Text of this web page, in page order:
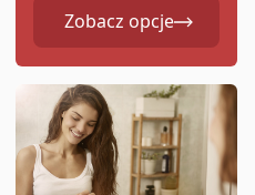
Zobacz opcje